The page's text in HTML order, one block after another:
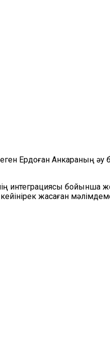
Ердоған Анкараның
интеграциясы бойынша
жасаған